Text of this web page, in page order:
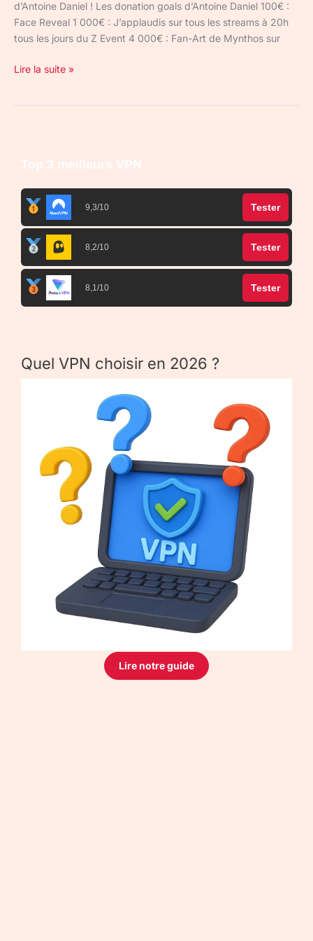
d’Antoine Daniel ! Les donation goals d’Antoine Daniel 100€ :
Face Reveal 1 000€ : J’applaudis sur tous les streams à 20h
tous les jours du Z Event 4 000€ : Fan-Art de Mynthos sur
Lire la suite »
Top 3 meilleurs VPN
9,3/10 Tester
8,2/10 Tester
8,1/10 Tester
Quel VPN choisir en 2026 ?
Lire notre guide